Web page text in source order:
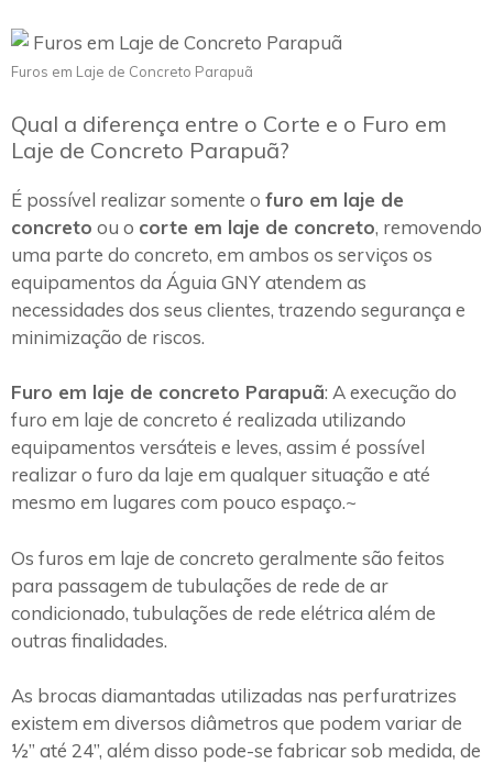
Furos em Laje de Concreto Parapuã
Qual a diferença entre o Corte e o Furo em
Laje de Concreto Parapuã?
É possível realizar somente o furo em laje de
concreto ou o corte em laje de concreto, removendo
uma parte do concreto, em ambos os serviços os
equipamentos da Águia GNY atendem as
necessidades dos seus clientes, trazendo segurança e
minimização de riscos.
Furo em laje de concreto Parapuã: A execução do
furo em laje de concreto é realizada utilizando
equipamentos versáteis e leves, assim é possível
realizar o furo da laje em qualquer situação e até
mesmo em lugares com pouco espaço.~
Os furos em laje de concreto geralmente são feitos
para passagem de tubulações de rede de ar
condicionado, tubulações de rede elétrica além de
outras finalidades.
As brocas diamantadas utilizadas nas perfuratrizes
existem em diversos diâmetros que podem variar de
½” até 24”, além disso pode-se fabricar sob medida, de